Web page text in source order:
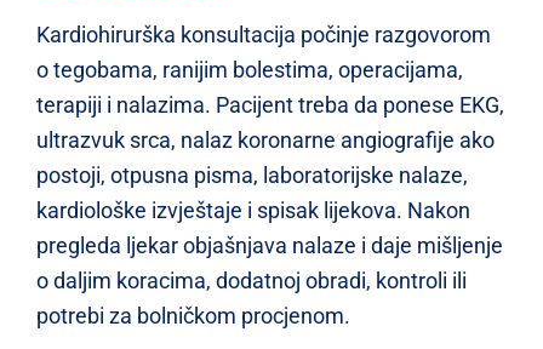
Kardiohirurška konsultacija počinje razgovorom
o tegobama, ranijim bolestima, operacijama,
terapiji i nalazima. Pacijent treba da ponese EKG,
ultrazvuk srca, nalaz koronarne angiografije ako
postoji, otpusna pisma, laboratorijske nalaze,
kardiološke izvještaje i spisak lijekova. Nakon
pregleda ljekar objašnjava nalaze i daje mišljenje
o daljim koracima, dodatnoj obradi, kontroli ili
potrebi za bolničkom procjenom.